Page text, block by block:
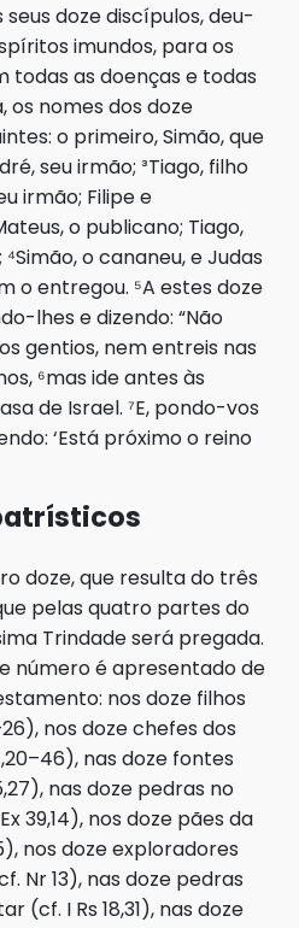
seus doze discípulos, deu-
imundos, para os
todas as doenças e todas
os nomes dos doze
o primeiro, Simão, que
seu irmão; ³Tiago, filho
irmão; Filipe e
o publicano; Tiago,
o cananeu, e Judas
o entregou. ⁵A estes doze
lhes e dizendo: “Não
gentios, nem entreis nas
⁶mas ide antes às
de Israel. ⁷E, pondo-vos
‘Está próximo o reino
doze, que resulta do três
pelas quatro partes do
Trindade será pregada.
número é apresentado de
nos doze filhos
nos doze chefes dos
nas doze fontes
nas doze pedras no
39,14), nos doze pães da
nos doze exploradores
Nr 13), nas doze pedras
(cf. I Rs 18,31), nas doze